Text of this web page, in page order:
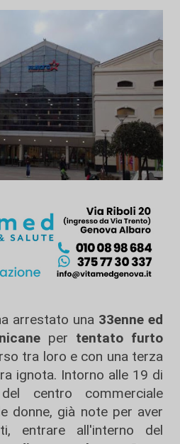
arrestato una 33enne ed
per tentato furto
tra loro e con una terza
ignota. Intorno alle 19 di
centro commerciale
donne, già note per aver
entrare all'interno del